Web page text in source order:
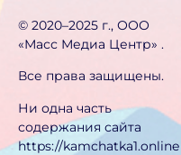
©️ 2020–2025 г., ООО
«Масс Медиа Центр» .
Все права защищены.
Ни одна часть
содержания сайта
https://kamchatka1.online